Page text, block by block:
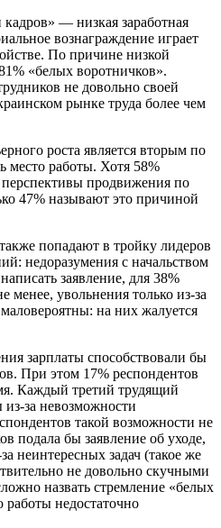
— низкая заработная
вознаграждение играет
По причине низкой
«белых воротничков».
не довольно своей
рынке труда более чем
роста является вторым по
место работы. Хотя 58%
продвижения по
47% называют это причиной
попадают в тройку лидеров
недоразумения с начальством
заявление, для 38%
менее, увольнения только из-за
на них жалуется
зарплаты способствовали бы
При этом 17% респондентов
Каждый третий трудящий
из-за невозможности
такой возможности не
подала бы заявление об уходе,
неинтересных задач (такое же
не довольно скучными
назвать стремление «белых
работы недостаточно